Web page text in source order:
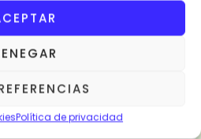
Política de privacidad
(10)